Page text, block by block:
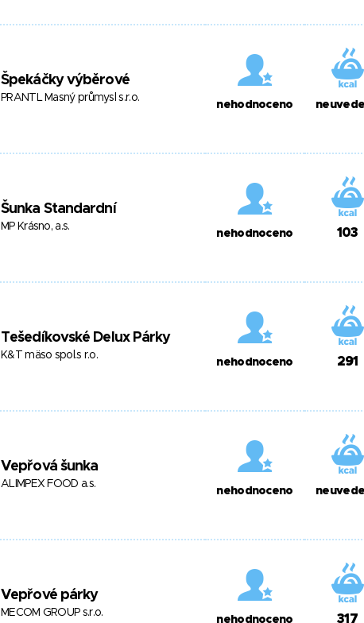
Špekáčky výběrové
PRANTL Masný průmysl s.r.o.
nehodnoceno
Šunka Standardní
MP Krásno, a.s.
nehodnoceno 103
Tešedíkovské Delux Párky
K&T mäso spol.s r.o.
nehodnoceno 291
Vepřová šunka
ALIMPEX FOOD a.s.
nehodnoceno
Vepřové párky
MECOM GROUP s.r.o.
nehodnoceno 317